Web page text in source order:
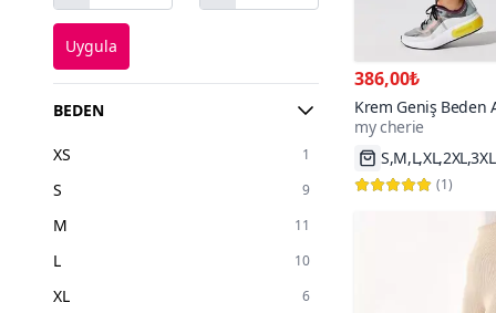
Uygula
BEDEN
XS 1
S 9
M 11
L 10
XL 6
386,00₺
Krem Geniş Beden
Yumuşak Vücudu
my cherie
200+
S,M,L,XL,2XL,3XL
Hızlı Kargo
(1)